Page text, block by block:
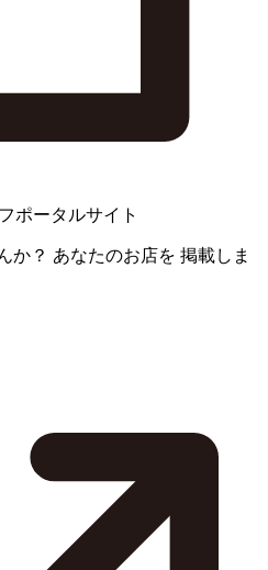
ポータルサイト
か？ あなたのお店を 掲載しま